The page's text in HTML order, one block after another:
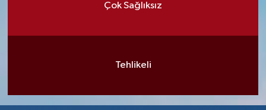
Çok Sağlıksız
Tehlikeli